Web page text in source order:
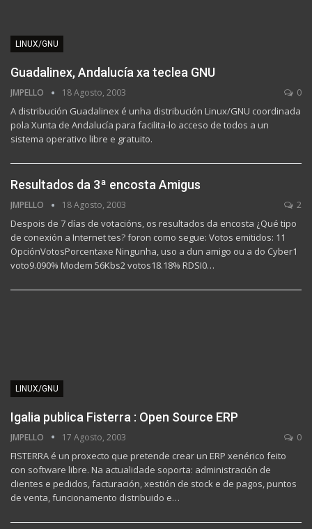
LINUX/GNU
Guadalinex, Andalucía xa teclea GNU
JMPELLO 18 Agosto, 2003 0
A distribución Guadalinex é unha distribución Linux/GNU coordinada
pola Xunta de Andalucía para facilita-lo acceso de todos a un
sistema operativo libre e gratuito.
Resultados da 3ª encosta Amigus
JMPELLO 18 Agosto, 2003 2
Despois de 7 días de votacións, os resultados da encosta ¿Qué tipo
de conexión a Internet tes? foron como segue: Votos emitidos: 11
OpciónVotosPorcentaxe Ningunha, uso a dun amigo ou a do Cyber1
voto9.090% Modem 56Kbs2 votos18.18% RDSI0…
LINUX/GNU
Igalia publica Fisterra : Open Source ERP
JMPELLO 17 Agosto, 2003 0
FISTERRA é un proxecto que pretende crear un ERP xenérico feito
con software libre. Na actualidade soporta: administración de
clientes e pedidos, facturación, xestión de stock e de pagos, puntos
de venta, funcionamento distribuido e…